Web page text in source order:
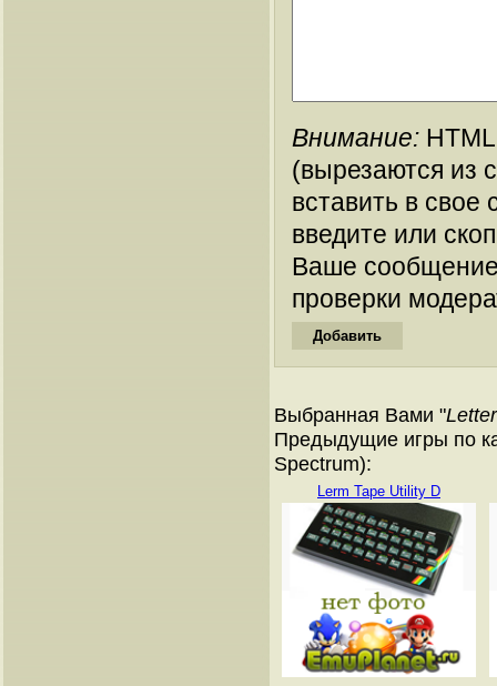
Внимание:
(вырезаются из
вставить в
введите или
Ваше
проверки
Выбранная Вами "
Предыдущие игры по
Spectrum):
Lerm Tape Utility D